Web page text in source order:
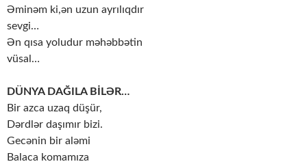
Əminəm ki,ən uzun ayrılıqdır
sevgi…
Ən qısa yoludur məhəbbətin
vüsal…
DÜNYA DAĞILA BİLƏR…
Bir azca uzaq düşür,
Dərdlər daşımır bizi.
Gecənin bir aləmi
Balaca komamıza